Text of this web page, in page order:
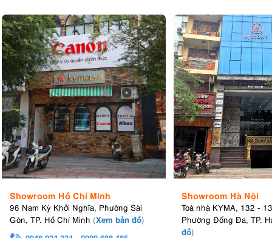
Showroom Hồ Chí Minh
96 Nam Kỳ Khởi Nghĩa, Phường Sài
Gòn, TP. Hồ Chí Minh (Xem bản đồ)
Showroom Hà Nội
Toà nhà KYMA, 132 -
Phường Đống Đa, TP.
đồ)